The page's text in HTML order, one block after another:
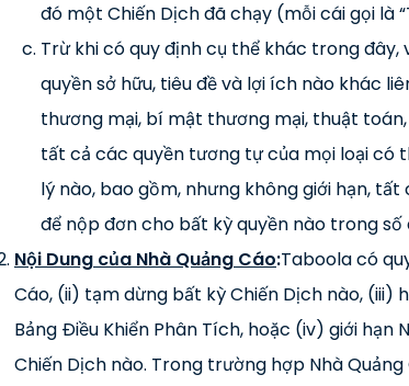
đó một Chiến Dịch đã chạy (mỗi cái gọi là
Trừ khi có quy định cụ thể khác trong
quyền sở hữu, tiêu đề và lợi ích nào khác
thương mại, bí mật thương mại, thuật
tất cả các quyền tương tự của mọi loại có
lý nào, bao gồm, nhưng không giới hạn,
để nộp đơn cho bất kỳ quyền nào trong số
Nội Dung của Nhà Quảng Cáo:Taboola có
Cáo, (ii) tạm dừng bất kỳ Chiến Dịch nào, (iii)
Bảng Điều Khiển Phân Tích, hoặc (iv) giới
Chiến Dịch nào. Trong trường hợp Nhà